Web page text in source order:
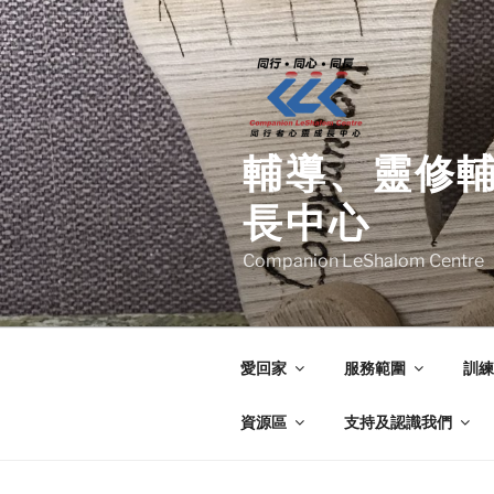
Skip
to
content
輔導、靈修
長中心
Companion LeShalom Centre
愛回家 服務範圍 訓
資源區 支持及認識我們